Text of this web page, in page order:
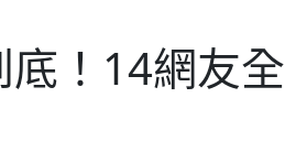
！14網友全